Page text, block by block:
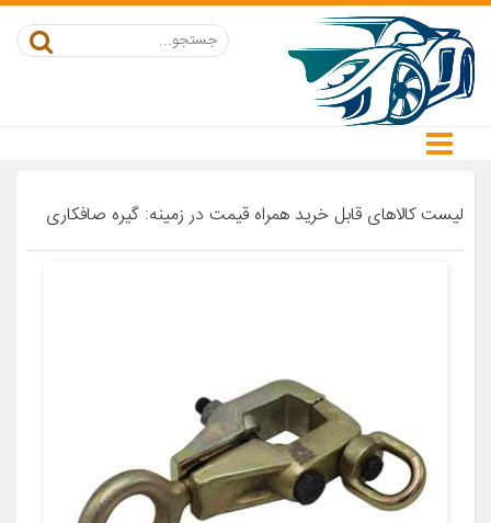
لیست کالاهای قابل خرید همراه قیمت در زمینه: گیره صافکاری